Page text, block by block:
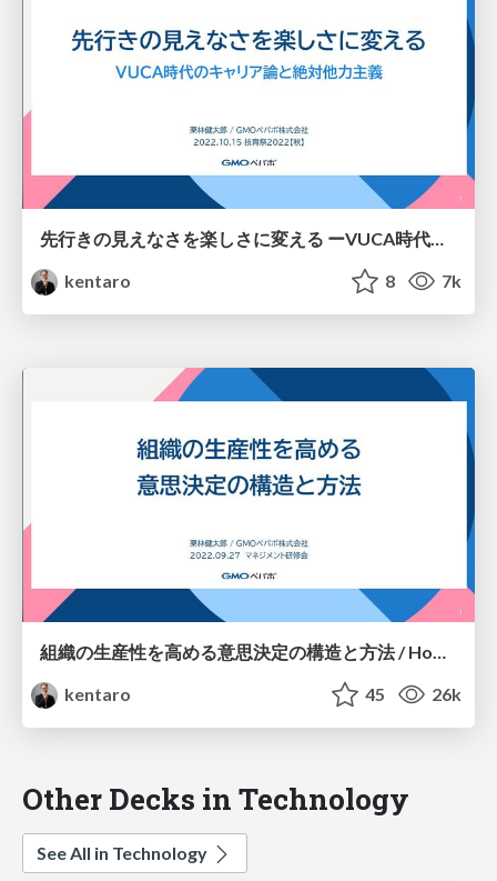
先行きの見えなさを楽しさに変える ーVUCA時代のキャリア論と絶対他力主義ー / How to develop your career in the VUCA era
kentaro
8 7k
組織の生産性を高める意思決定の構造と方法 / How to do make decision rapidly and effectively
kentaro
45 26k
Other Decks in Technology
See All in Technology